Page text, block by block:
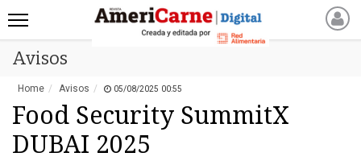
INICIO
NOTICIAS RECIENTES
NOTICIAS
ARTICULOS
PRODUCCIÓN
Avisos
Home Avisos 05/08/2025 00:55
Food Security SummitX
DUBAI 2025